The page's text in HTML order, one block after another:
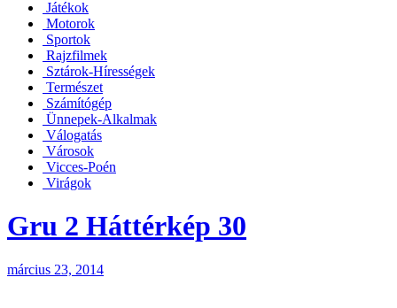
Játékok
Motorok
Sportok
Rajzfilmek
Sztárok-Hírességek
Természet
Számítógép
Ünnepek-Alkalmak
Válogatás
Városok
Vicces-Poén
Virágok
Gru 2 Háttérkép 30
március 23, 2014